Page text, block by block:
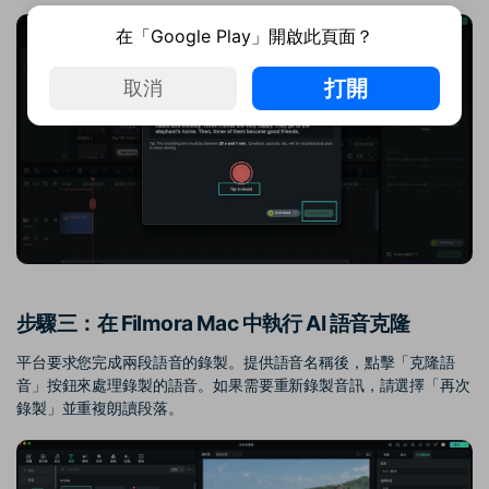
步驟三：在 Filmora Mac 中執行 AI 語音克隆
平台要求您完成兩段語音的錄製。提供語音名稱後，點擊「克隆語
音」按鈕來處理錄製的語音。如果需要重新錄製音訊，請選擇「再次
錄製」並重複朗讀段落。
在「Google Play」開啟此頁面？
取消 打開